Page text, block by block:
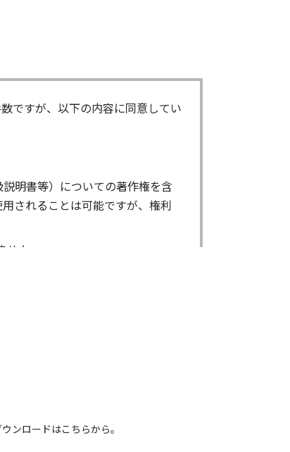
ですが、以下の内容に同意してい
明書等）についての著作権を含
されることは可能ですが、権利
ん。
あっても出来ません。
ん。
などは、現在のものと異なるもの
ンロードはこちらから。